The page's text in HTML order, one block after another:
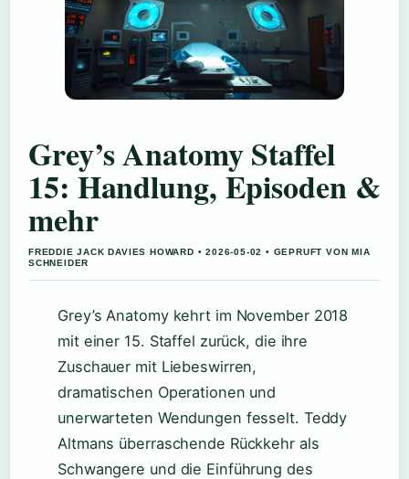
Grey’s Anatomy Staffel
15: Handlung, Episoden &
mehr
FREDDIE JACK DAVIES HOWARD • 2026-05-02 • GEPRUFT VON MIA
SCHNEIDER
Grey’s Anatomy kehrt im November 2018
mit einer 15. Staffel zurück, die ihre
Zuschauer mit Liebeswirren,
dramatischen Operationen und
unerwarteten Wendungen fesselt. Teddy
Altmans überraschende Rückkehr als
Schwangere und die Einführung des